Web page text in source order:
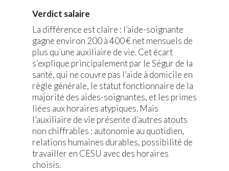
Verdict salaire
La différence est claire : l’aide-soignante
gagne environ 200 à 400 € net mensuels de
plus qu’une auxiliaire de vie. Cet écart
s’explique principalement par le Ségur de la
santé, qui ne couvre pas l’aide à domicile en
règle générale, le statut fonctionnaire de la
majorité des aides-soignantes, et les primes
liées aux horaires atypiques. Mais
l’auxiliaire de vie présente d’autres atouts
non chiffrables : autonomie au quotidien,
relations humaines durables, possibilité de
travailler en CESU avec des horaires
choisis.